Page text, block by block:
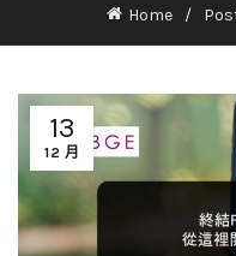
Home
13
12 月